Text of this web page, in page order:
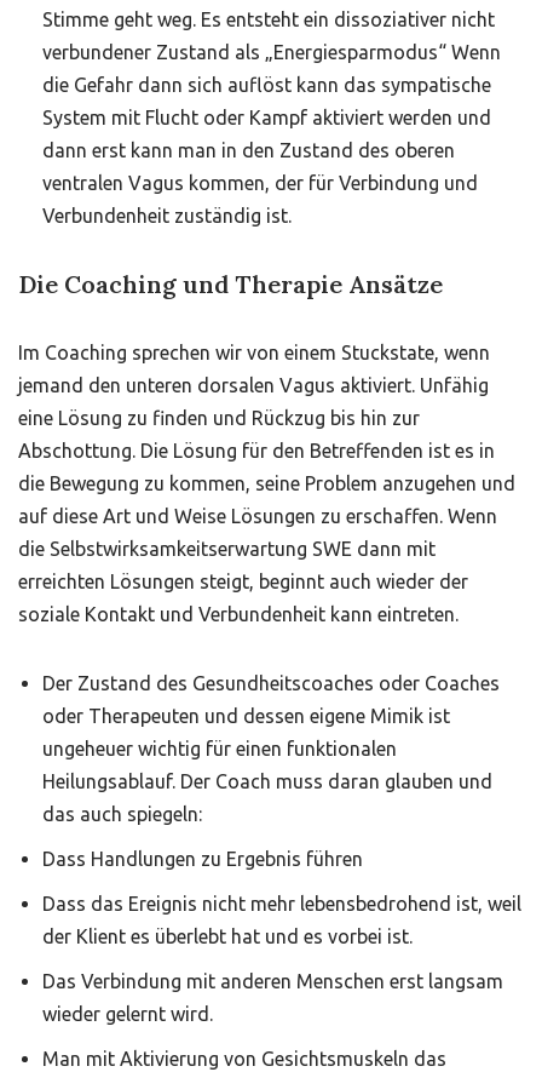
Stimme geht weg. Es entsteht ein dissoziativer nicht
verbundener Zustand als „Energiesparmodus“ Wenn
die Gefahr dann sich auflöst kann das sympatische
System mit Flucht oder Kampf aktiviert werden und
dann erst kann man in den Zustand des oberen
ventralen Vagus kommen, der für Verbindung und
Verbundenheit zuständig ist.
Die Coaching und Therapie Ansätze
Im Coaching sprechen wir von einem Stuckstate, wenn
jemand den unteren dorsalen Vagus aktiviert. Unfähig
eine Lösung zu finden und Rückzug bis hin zur
Abschottung. Die Lösung für den Betreffenden ist es in
die Bewegung zu kommen, seine Problem anzugehen und
auf diese Art und Weise Lösungen zu erschaffen. Wenn
die Selbstwirksamkeitserwartung SWE dann mit
erreichten Lösungen steigt, beginnt auch wieder der
soziale Kontakt und Verbundenheit kann eintreten.
Der Zustand des Gesundheitscoaches oder Coaches
oder Therapeuten und dessen eigene Mimik ist
ungeheuer wichtig für einen funktionalen
Heilungsablauf. Der Coach muss daran glauben und
das auch spiegeln:
Dass Handlungen zu Ergebnis führen
Dass das Ereignis nicht mehr lebensbedrohend ist, weil
der Klient es überlebt hat und es vorbei ist.
Das Verbindung mit anderen Menschen erst langsam
wieder gelernt wird.
Man mit Aktivierung von Gesichtsmuskeln das